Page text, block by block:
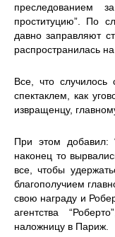
преследованием
проституцию”. По
давно заправляют
распространилась
Все, что
спектаклем, как
извращенцу,
При этом добавил:
наконец то
все, чтобы
благополучием
свою награду и
агентства
наложницу в Париж.